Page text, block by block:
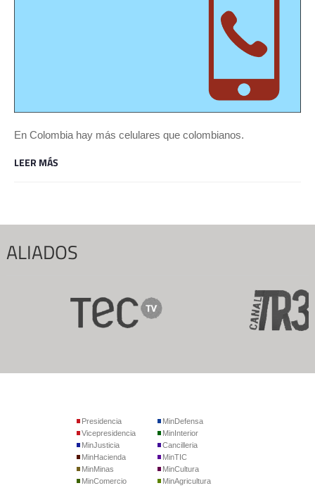
En Colombia hay más celulares que colombianos.
LEER MÁS
ALIADOS
Presidencia
Vicepresidencia
MinJusticia
MinDefensa
MinInterior
Cancilleria
MinHacienda
MinMinas
MinComercio
MinTIC
MinCultura
MinAgricultura